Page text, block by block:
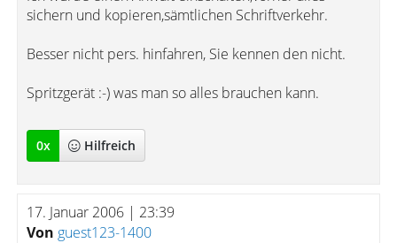
sichern und kopieren,sämtlichen Schriftverkehr.
Besser nicht pers. hinfahren, Sie kennen den nicht.
Spritzgerät :-) was man so alles brauchen kann.
0x Hilfreich
17. Januar 2006 | 23:39
Von guest123-1400